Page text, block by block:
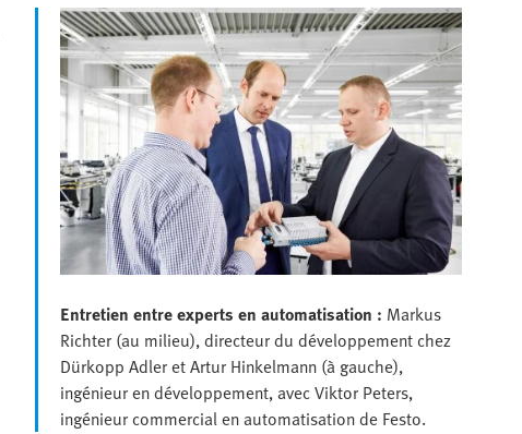
Entretien entre experts en automatisation : Markus
Richter (au milieu), directeur du développement chez
Dürkopp Adler et Artur Hinkelmann (à gauche),
ingénieur en développement, avec Viktor Peters,
ingénieur commercial en automatisation de Festo.